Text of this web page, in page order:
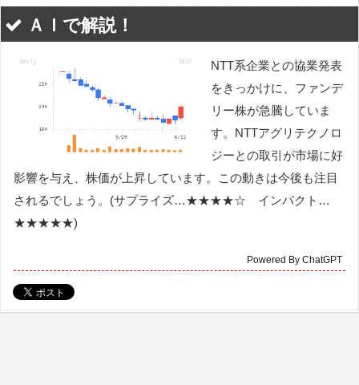
ＡＩで解説！
NTT系企業との協業発表
をきっかけに、ファンデ
リー株が急騰していま
す。NTTアグリテクノロ
ジーとの取引が市場に好
影響を与え、株価が上昇しています。この動きは今後も注目
されるでしょう。(サプライズ…★★★★☆ インパクト…
★★★★★)
Powered By ChatGPT